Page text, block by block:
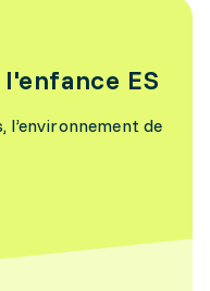
ES
l’environnement de